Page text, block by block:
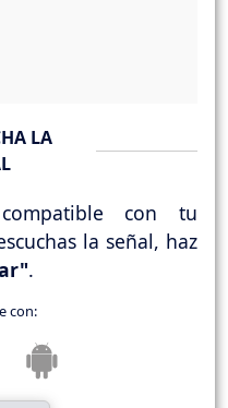
LA
con tu
la señal, haz
.
con: